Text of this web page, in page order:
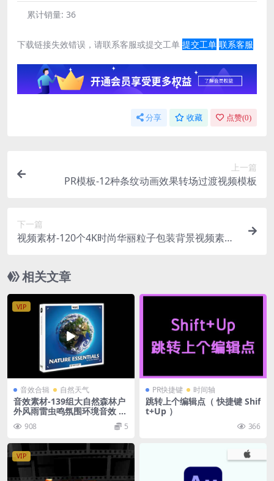
累计销量: 36
下载链接失效错误，请联系客服或提交工单 提交工单 联系客服
分享 收藏 点赞(0)
上一篇
PR模板-12种条纹动画效果转场过渡视频模板
下一篇
视频素材-120个4K时尚华丽粒子包装背景视频素材
相关文章
VIP
音效合辑 自然天气
音效素材-139组大自然森林户
外风雨雷虫鸣氛围环境音效 B
oom Library – Nature Esse
ntials
908 5
PR快捷键 时间轴
跳转上个编辑点（ 快捷键 Shif
t+Up ）
366
VIP